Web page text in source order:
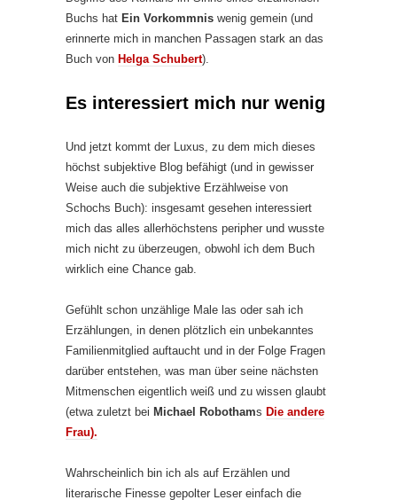
Buchs hat Ein Vorkommnis wenig gemein (und
erinnerte mich in manchen Passagen stark an das
Buch von Helga Schubert).
Es interessiert mich nur wenig
Und jetzt kommt der Luxus, zu dem mich dieses
höchst subjektive Blog befähigt (und in gewisser
Weise auch die subjektive Erzählweise von
Schochs Buch): insgesamt gesehen interessiert
mich das alles allerhöchstens peripher und wusste
mich nicht zu überzeugen, obwohl ich dem Buch
wirklich eine Chance gab.
Gefühlt schon unzählige Male las oder sah ich
Erzählungen, in denen plötzlich ein unbekanntes
Familienmitglied auftaucht und in der Folge Fragen
darüber entstehen, was man über seine nächsten
Mitmenschen eigentlich weiß und zu wissen glaubt
(etwa zuletzt bei Michael Robothams Die andere
Frau).
Wahrscheinlich bin ich als auf Erzählen und
literarische Finesse gepolter Leser einfach die